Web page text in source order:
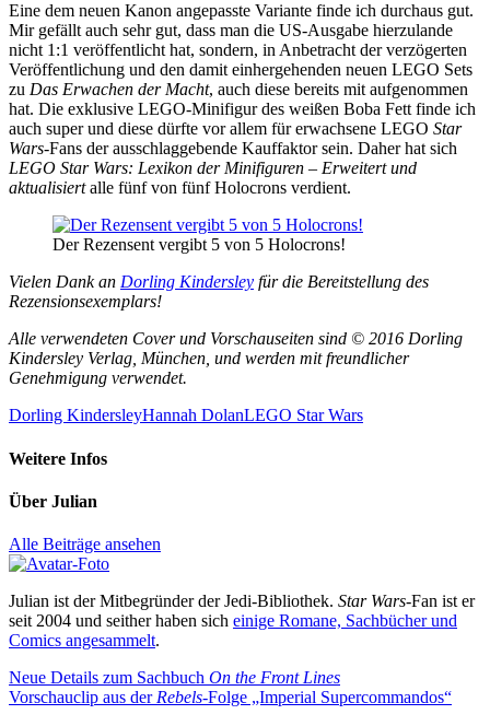
Eine dem neuen Kanon angepasste Variante finde ich durchaus gut.
Mir gefällt auch sehr gut, dass man die US-Ausgabe hierzulande
nicht 1:1 veröffentlicht hat, sondern, in Anbetracht der verzögerten
Veröffentlichung und den damit einhergehenden neuen LEGO Sets
zu Das Erwachen der Macht, auch diese bereits mit aufgenommen
hat. Die exklusive LEGO-Minifigur des weißen Boba Fett finde ich
auch super und diese dürfte vor allem für erwachsene LEGO Star
Wars-Fans der ausschlaggebende Kauffaktor sein. Daher hat sich
LEGO Star Wars: Lexikon der Minifiguren – Erweitert und
aktualisiertalle fünf von fünf Holocrons verdient.
Der Rezensent vergibt 5 von 5 Holocrons!
Vielen Dank an Dorling Kindersley für die Bereitstellung des
Rezensionsexemplars!
Alle verwendeten Cover und Vorschauseiten sind © 2016 Dorling
Kindersley Verlag, München, und werden mit freundlicher
Genehmigung verwendet.
Dorling KindersleyHannah DolanLEGO Star Wars
Weitere Infos
Über Julian
Alle Beiträge ansehen
Julian ist der Mitbegründer der Jedi-Bibliothek. Star Wars-Fan ist er
seit 2004 und seither haben sich einige Romane, Sachbücher und
Comics angesammelt.
Beitragsnavigation
Vorheriger
Beitrag:
Neue Details zum Sachbuch On the Front Lines
Nächster
Vorschauclip aus der Rebels-Folge „Imperial Supercommandos“